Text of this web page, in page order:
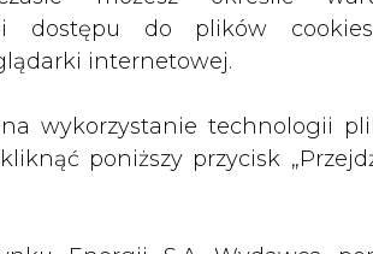
i dostępu do plików
internetowej.
wykorzystanie technologii
poniższy przycisk
w postaci newslettera